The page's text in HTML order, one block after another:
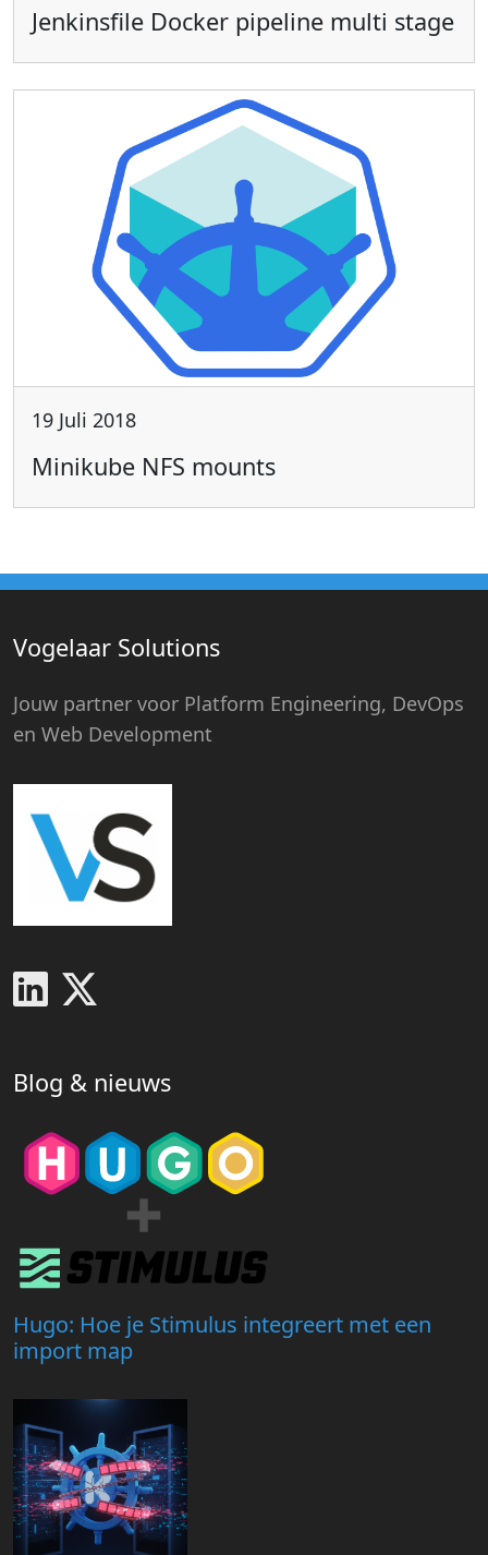
Jenkinsfile Docker pipeline multi stage
19 Juli 2018
Minikube NFS mounts
Vogelaar Solutions
Jouw partner voor Platform Engineering, DevOps
en Web Development
Blog & nieuws
Hugo: Hoe je Stimulus integreert met een
import map